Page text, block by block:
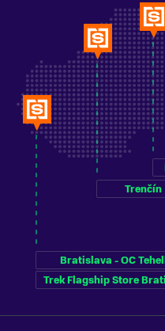
Bratislava - OC
Trek Flagship Store
Trenčín